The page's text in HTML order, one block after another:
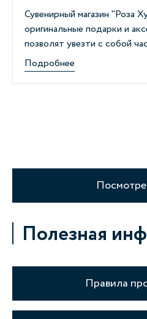
Сувенирный магазин "Роза
оригинальные подарки и
позволят увезти с собой
Подробнее
Полезная
Правила